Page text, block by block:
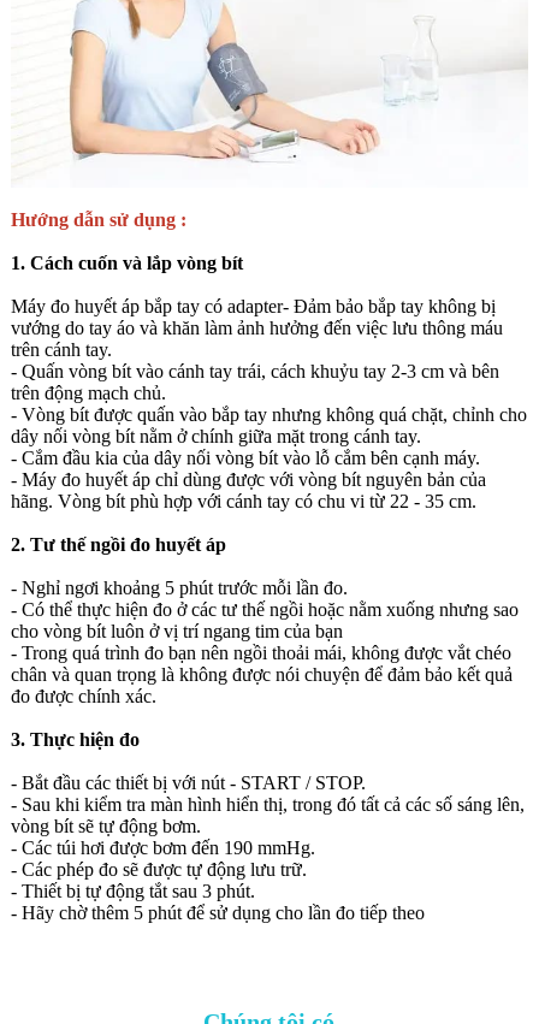
Hướng dẫn sử dụng :
1. Cách cuốn và lắp vòng bít
Máy đo huyết áp bắp tay có adapter- Đảm bảo bắp tay không bị
vướng do tay áo và khăn làm ảnh hưởng đến việc lưu thông máu
trên cánh tay.
- Quấn vòng bít vào cánh tay trái, cách khuỷu tay 2-3 cm và bên
trên động mạch chủ.
- Vòng bít được quấn vào bắp tay nhưng không quá chặt, chỉnh cho
dây nối vòng bít nằm ở chính giữa mặt trong cánh tay.
- Cắm đầu kia của dây nối vòng bít vào lỗ cắm bên cạnh máy.
- Máy đo huyết áp chỉ dùng được với vòng bít nguyên bản của
hãng. Vòng bít phù hợp với cánh tay có chu vi từ 22 - 35 cm.
2. Tư thế ngồi đo huyết áp
- Nghỉ ngơi khoảng 5 phút trước mỗi lần đo.
- Có thể thực hiện đo ở các tư thế ngồi hoặc nằm xuống nhưng sao
cho vòng bít luôn ở vị trí ngang tim của bạn
- Trong quá trình đo bạn nên ngồi thoải mái, không được vắt chéo
chân và quan trọng là không được nói chuyện để đảm bảo kết quả
đo được chính xác.
3. Thực hiện đo
- Bắt đầu các thiết bị với nút - START / STOP.
- Sau khi kiểm tra màn hình hiển thị, trong đó tất cả các số sáng lên,
vòng bít sẽ tự động bơm.
- Các túi hơi được bơm đến 190 mmHg.
- Các phép đo sẽ được tự động lưu trữ.
- Thiết bị tự động tắt sau 3 phút.
- Hãy chờ thêm 5 phút để sử dụng cho lần đo tiếp theo